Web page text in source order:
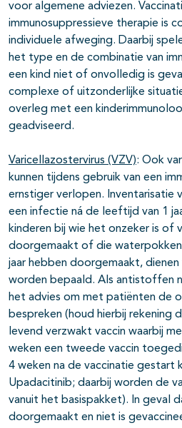
voor algemene adviezen.
immunosuppressieve therapie is
individuele afweging. Daarbij
het type en de combinatie van
een kind niet of onvolledig is
complexe of uitzonderlijke
overleg met een
geadviseerd.
Varicellazostervirus (VZV): Ook
kunnen tijdens gebruik van een
ernstiger verlopen. Inventarisatie
een infectie ná de leeftijd van 1
kinderen bij wie het onzeker is of
doorgemaakt of die
jaar hebben doorgemaakt,
worden bepaald. Als antistoffen
het advies om met patiënten de
bespreken (houd hierbij rekening
levend verzwakt vaccin waarbij
weken een tweede vaccin
4 weken na de vaccinatie gestart
Upadacitinib; daarbij worden de
vanuit het basispakket). In geval
doorgemaakt en niet is